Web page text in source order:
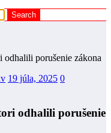
odhalili porušenie zákona
19 júla, 2025 0
odhalili porušenie